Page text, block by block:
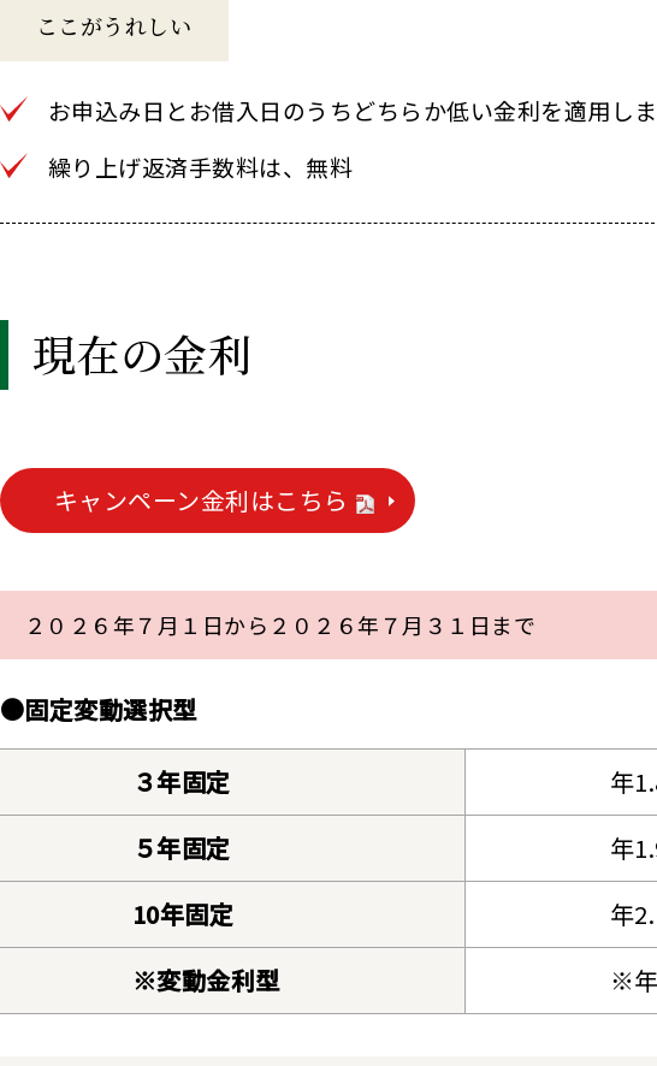
ここがうれしい
お申込み日とお借入日のうちどちらか低い金利を適用しま
繰り上げ返済手数料は、無料
現在の金利
キャンペーン金利はこちら
２０２６年７月１日から２０２６年７月３１日まで
●固定変動選択型
３年固定
年
５年固定
年
10年固定
年
※変動金利型
※